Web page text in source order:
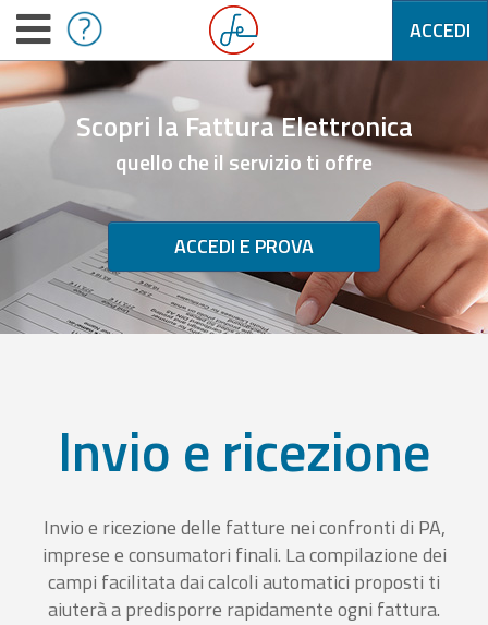
ACCEDI
Scopri la Fattura Elettronica
quello che il servizio ti offre
ACCEDI E PROVA
Invio e ricezione
Invio e ricezione delle fatture nei confronti di PA,
imprese e consumatori finali. La compilazione dei
campi facilitata dai calcoli automatici proposti ti
aiuterà a predisporre rapidamente ogni fattura.